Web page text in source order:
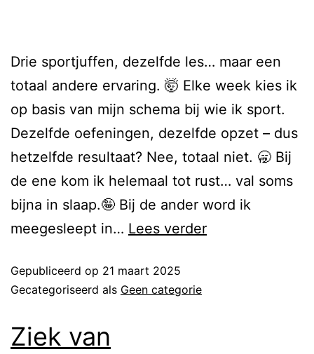
Drie sportjuffen, dezelfde les… maar een
totaal andere ervaring. 🤯 Elke week kies ik
op basis van mijn schema bij wie ik sport.
Dezelfde oefeningen, dezelfde opzet – dus
hetzelfde resultaat? Nee, totaal niet. 🥱 Bij
de ene kom ik helemaal tot rust… val soms
bijna in slaap.🤪 Bij de ander word ik
meegesleept in… Lees verder
Gepubliceerd op 21 maart 2025
Gecategoriseerd als Geen categorie
Ziek van